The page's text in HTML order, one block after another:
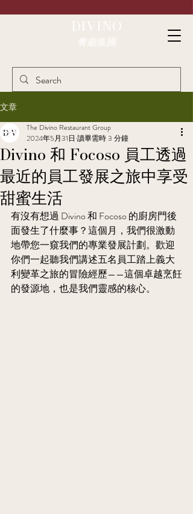
DIVINO
餐廳集團
文章
Divino 和 Focoso 員工透過
最近的員工發展之旅中享受
甜蜜生活
The Divino Restaurant Group
2024年5月31日 讀畢需時 3 分鐘
有沒有想過 Divino 和 Focoso 的廚房門後
面發生了什麼事？這個月，我們很激動
地帶您一窺我們的專業發展計劃。歡迎
你們一起聽我們講述五名員工踏上義大
利變革之旅的冒險經歷——這個卓越烹飪
的發源地，也是我們靈感的核心。